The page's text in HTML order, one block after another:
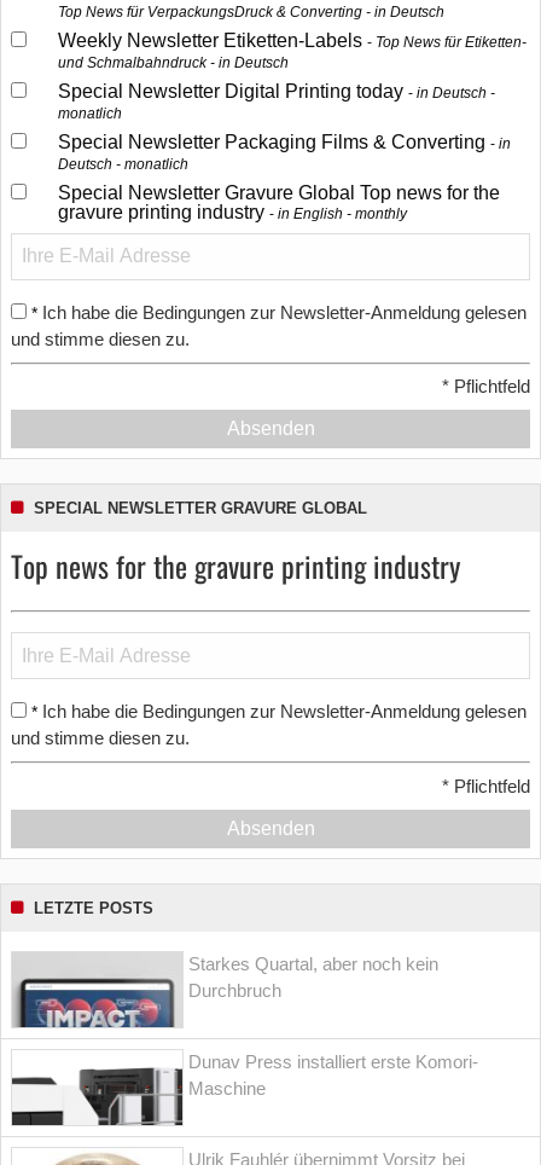
Top News für VerpackungsDruck & Converting - in Deutsch
Weekly Newsletter Etiketten-Labels
Top News für Etiketten-
und Schmalbahndruck - in Deutsch
Special Newsletter Digital Printing today
in Deutsch -
monatlich
Special Newsletter Packaging Films & Converting
in
Deutsch - monatlich
Special Newsletter Gravure Global Top news for the
gravure printing industry
in English - monthly
* Ich habe die Bedingungen zur Newsletter-Anmeldung gelesen
und stimme diesen zu.
* Pflichtfeld
Absenden
SPECIAL NEWSLETTER GRAVURE GLOBAL
Top news for the gravure printing industry
* Ich habe die Bedingungen zur Newsletter-Anmeldung gelesen
und stimme diesen zu.
* Pflichtfeld
Absenden
LETZTE POSTS
Starkes Quartal, aber noch kein
Durchbruch
Dunav Press installiert erste Komori-
Maschine
Ulrik Fauhlér übernimmt Vorsitz bei